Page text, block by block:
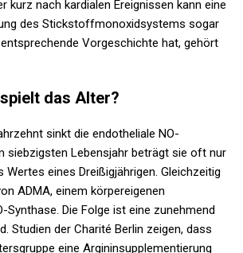
kurz nach kardialen Ereignissen kann eine
des Stickstoffmonoxidsystems sogar
Vorgeschichte hat, gehört
das Alter?
sinkt die endotheliale NO-
siebzigsten Lebensjahr beträgt sie oft nur
eines Dreißigjährigen. Gleichzeitig
ADMA, einem körpereigenen
Die Folge ist eine zunehmend
Studien der Charité Berlin zeigen, dass
eine Argininsupplementierung